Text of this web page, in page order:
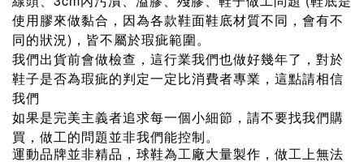
使用膠來做黏合，因為各款鞋面鞋底材質不同，會有不
同的狀況)，皆不屬於瑕疵範圍。
我們出貨前會做檢查，這行業我們也做好幾年了，對於
鞋子是否為瑕疵的判定一定比消費者專業，這點請相信
我們
如果是完美主義者追求每一個小細節，請不要找我們購
買，做工的問題並非我們能控制。
運動品牌並非精品，球鞋為工廠大量製作，做工上無法